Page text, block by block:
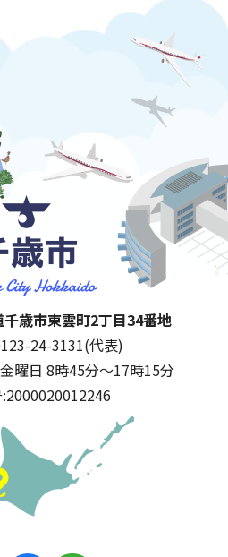
歳市
千歳市東雲町2丁目34番地
24-3131(代表)
曜日 8時45分～17時15分
2000020012246